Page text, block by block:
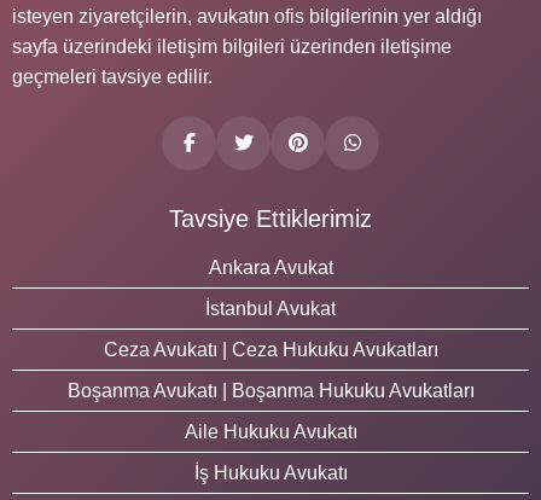
isteyen ziyaretçilerin, avukatın ofis bilgilerinin yer aldığı
sayfa üzerindeki iletişim bilgileri üzerinden iletişime
geçmeleri tavsiye edilir.
Tavsiye Ettiklerimiz
Ankara Avukat
İstanbul Avukat
Ceza Avukatı | Ceza Hukuku Avukatları
Boşanma Avukatı | Boşanma Hukuku Avukatları
Aile Hukuku Avukatı
İş Hukuku Avukatı